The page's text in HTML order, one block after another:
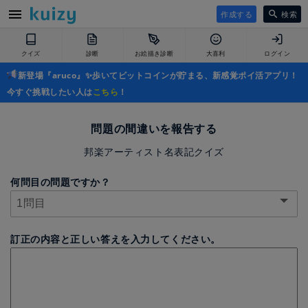
作成する 検索
クイズ 診断 お絵描き診断 大喜利 ログイン
新登場『aruco』✨歩いてビットコインが貯まる、新感覚ポイ活アプリ！
今すぐ挑戦したい人はこちら ！
問題の間違いを報告する
邦楽アーティスト名表記クイズ
何問目の問題ですか？
訂正の内容と正しい答えを入力してください。